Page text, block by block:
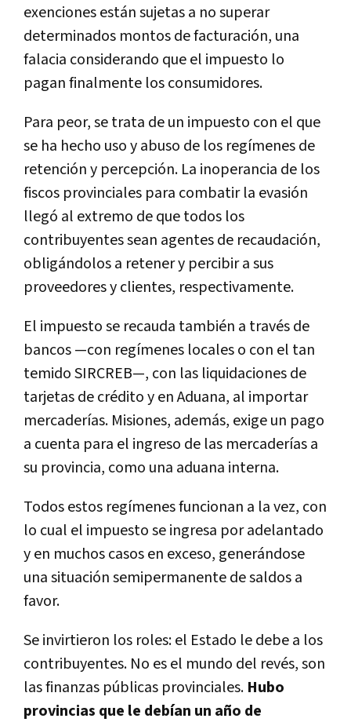
exenciones están sujetas a no superar
determinados montos de facturación, una
falacia considerando que el impuesto lo
pagan finalmente los consumidores.
Para peor, se trata de un impuesto con el que
se ha hecho uso y abuso de los regímenes de
retención y percepción. La inoperancia de los
fiscos provinciales para combatir la evasión
llegó al extremo de que todos los
contribuyentes sean agentes de recaudación,
obligándolos a retener y percibir a sus
proveedores y clientes, respectivamente.
El impuesto se recauda también a través de
bancos —con regímenes locales o con el tan
temido SIRCREB—, con las liquidaciones de
tarjetas de crédito y en Aduana, al importar
mercaderías. Misiones, además, exige un pago
a cuenta para el ingreso de las mercaderías a
su provincia, como una aduana interna.
Todos estos regímenes funcionan a la vez, con
lo cual el impuesto se ingresa por adelantado
y en muchos casos en exceso, generándose
una situación semipermanente de saldos a
favor.
Se invirtieron los roles: el Estado le debe a los
contribuyentes. No es el mundo del revés, son
las finanzas públicas provinciales. Hubo
provincias que le debían un año de